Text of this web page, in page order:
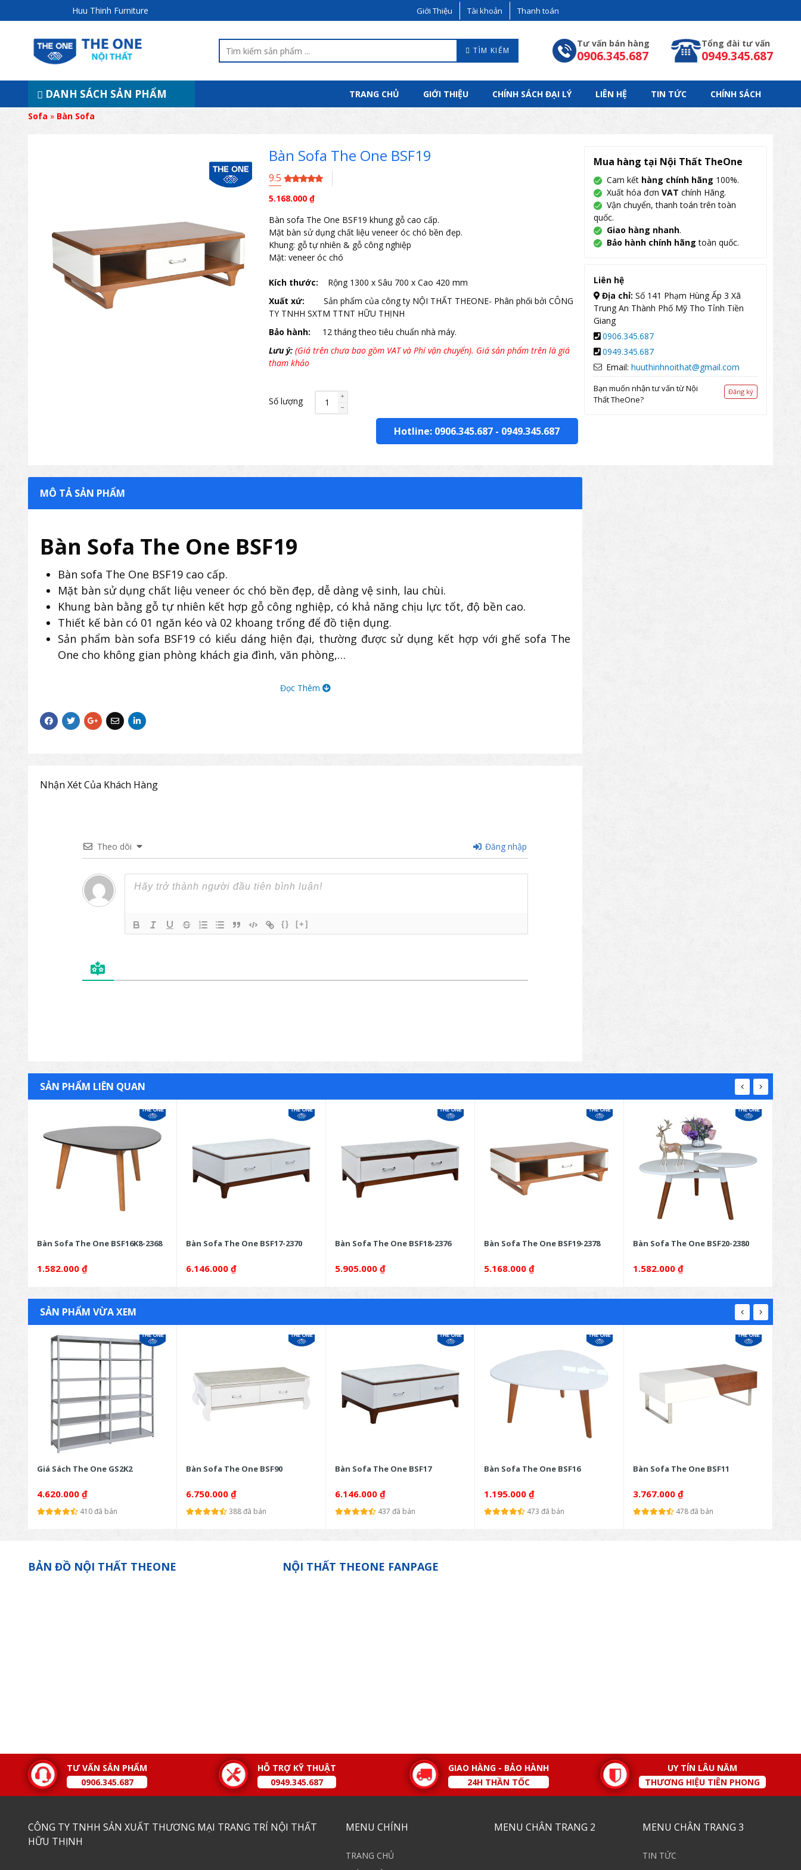
Huu Thinh Furniture Giới Thiệu Tài khoản Thanh toán
TÌM KIẾM
Tư vấn bán hàng
0906.345.687
Tổng đài tư vấn
0949.345.687
DANH SÁCH SẢN PHẨM TRANG CHỦ GIỚI THIỆU CHÍNH SÁCH ĐẠI LÝ LIÊN HỆ TIN TỨC
CHÍNH SÁCH
Sofa » Bàn Sofa
Bàn Sofa The One BSF19
9.5
5.168.000₫
Bàn sofa The One BSF19 khung gỗ cao cấp.
Mặt bàn sử dụng chất liệu veneer óc chó bền đẹp.
Khung: gỗ tự nhiên & gỗ công nghiệp
Mặt: veneer óc chó
Kích thước: Rộng 1300 x Sâu 700 x Cao 420 mm
Xuất xứ:
Sản phẩm của công ty NỘI THẤT THEONE- Phân phối bởi CÔNG
TY TNHH SXTM TTNT HỮU THỊNH
Bảo hành:
12 tháng theo tiêu chuẩn nhà máy.
Lưu ý: (Giá trên chưa bao gồm VAT và Phí vận chuyển). Giá sản phẩm trên là giá
tham khảo
Số lượng
Hotline: 0906.345.687 - 0949.345.687
Mua hàng tại Nội Thất TheOne
Cam kết hàng chính hãng 100%.
Xuất hóa đơn VAT chính Hãng.
Vận chuyển, thanh toán trên toàn
quốc.
Giao hàng nhanh.
Bảo hành chính hãng toàn quốc.
Liên hệ
Địa chỉ: Số 141 Phạm Hùng Ấp 3 Xã
Trung An Thành Phố Mỹ Tho Tỉnh Tiền
Giang
0906.345.687
0949.345.687
Email: huuthinhnoithat@gmail.com
Bạn muốn nhận tư vấn từ Nội
Thất TheOne?
Đăng ký
MÔ TẢ SẢN PHẨM
Bàn Sofa The One BSF19
Bàn sofa The One BSF19 cao cấp.
Mặt bàn sử dụng chất liệu veneer óc chó bền đẹp, dễ dàng vệ sinh, lau chùi.
Khung bàn bằng gỗ tự nhiên kết hợp gỗ công nghiệp, có khả năng chịu lực tốt, độ bền cao.
Thiết kế bàn có 01 ngăn kéo và 02 khoang trống để đồ tiện dụng.
Sản phẩm bàn sofa BSF19 có kiểu dáng hiện đại, thường được sử dụng kết hợp với ghế sofa The
One cho không gian phòng khách gia đình, văn phòng,…
Đọc Thêm
Nhận Xét Của Khách Hàng
Theo dõi Đăng nhập
{} [+]
SẢN PHẨM LIÊN QUAN
Bàn Sofa The One BSF16K8-2368
1.582.000 ₫
Bàn Sofa The One BSF17-2370
6.146.000 ₫
Bàn Sofa The One BSF18-2376
5.905.000 ₫
Bàn Sofa The One BSF19-2378
5.168.000 ₫
Bàn Sofa The One BSF20-2380
1.582.000 ₫
SẢN PHẨM VỪA XEM
Giá Sách The One GS2K2
4.620.000 ₫
410 đã bán
Bàn Sofa The One BSF90
6.750.000 ₫
388 đã bán
Bàn Sofa The One BSF17
6.146.000 ₫
437 đã bán
Bàn Sofa The One BSF16
1.195.000 ₫
473 đã bán
Bàn Sofa The One BSF11
3.767.000 ₫
478 đã bán
BẢN ĐỒ NỘI THẤT THEONE NỘI THẤT THEONE FANPAGE
TƯ VẤN SẢN PHẨM
0906.345.687
HỖ TRỢ KỸ THUẬT
0949.345.687
GIAO HÀNG - BẢO HÀNH
24H THẦN TỐC
UY TÍN LÂU NĂM
THƯƠNG HIỆU TIÊN PHONG
CÔNG TY TNHH SẢN XUẤT THƯƠNG MẠI TRANG TRÍ NỘI THẤT
HỮU THỊNH
MENU CHÍNH
TRANG CHỦ
MENU CHÂN TRANG 2 MENU CHÂN TRANG 3
TIN TỨC